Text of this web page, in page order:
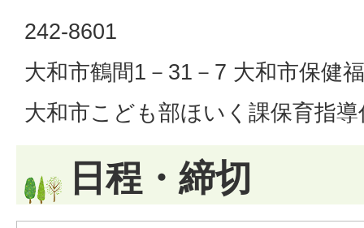
242-8601
大和市鶴間1－31－7 大和市保健
大和市こども部ほいく課保育指導
日程・締切